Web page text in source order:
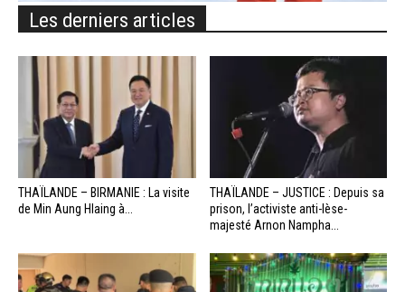
Les derniers articles
THAÏLANDE – BIRMANIE : La visite
de Min Aung Hlaing à...
THAÏLANDE – JUSTICE : Depuis sa
prison, l’activiste anti-lèse-
majesté Arnon Nampha...